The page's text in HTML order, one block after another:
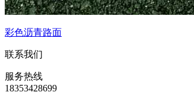
彩色沥青路面
联系我们
服务热线
18353428699